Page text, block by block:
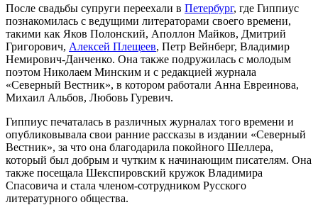
После свадьбы супруги переехали в Петербург, где Гиппиус
познакомилась с ведущими литераторами своего времени,
такими как Яков Полонский, Аполлон Майков, Дмитрий
Григорович, Алексей Плещеев, Петр Вейнберг, Владимир
Немирович-Данченко. Она также подружилась с молодым
поэтом Николаем Минским и с редакцией журнала
«Северный Вестник», в котором работали Анна Евреинова,
Михаил Альбов, Любовь Гуревич.
Гиппиус печаталась в различных журналах того времени и
опубликовывала свои ранние рассказы в издании «Северный
Вестник», за что она благодарила покойного Шеллера,
который был добрым и чутким к начинающим писателям. Она
также посещала Шекспировский кружок Владимира
Спасовича и стала членом-сотрудником Русского
литературного общества.